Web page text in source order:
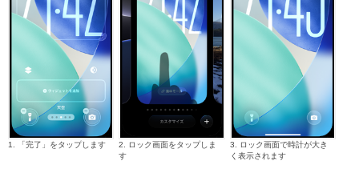
1. 「完了」をタップします
2. ロック画面をタップしま
す
3. ロック画面で時計が大き
く表示されます